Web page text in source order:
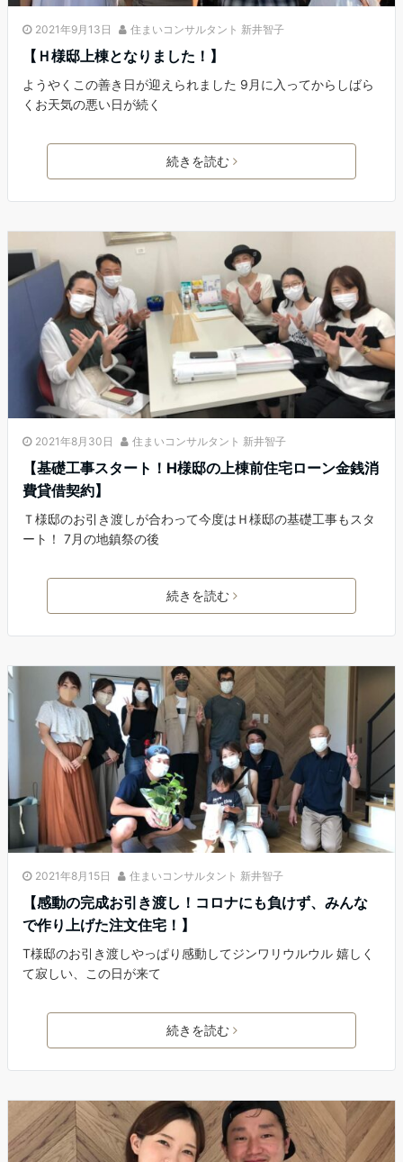
2021年9月13日 住まいコンサルタント 新井智子
【Ｈ様邸上棟となりました！】
ようやくこの善き日が迎えられました 9月に入ってからしばら
くお天気の悪い日が続く
続きを読む
2021年8月30日 住まいコンサルタント 新井智子
【基礎工事スタート！H様邸の上棟前住宅ローン金銭消
費貸借契約】
Ｔ様邸のお引き渡しが合わって今度はＨ様邸の基礎工事もスタ
ート！ 7月の地鎮祭の後
続きを読む
2021年8月15日 住まいコンサルタント 新井智子
【感動の完成お引き渡し！コロナにも負けず、みんな
で作り上げた注文住宅！】
T様邸のお引き渡しやっぱり感動してジンワリウルウル 嬉しく
て寂しい、この日が来て
続きを読む